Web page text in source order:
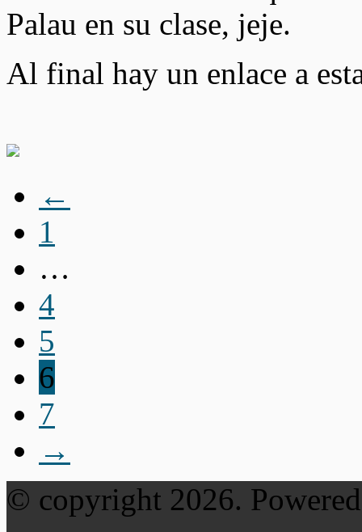
Palau en su clase, jeje.
Al final hay un enlace a
←
1
…
4
5
6
7
→
© copyright 2026.